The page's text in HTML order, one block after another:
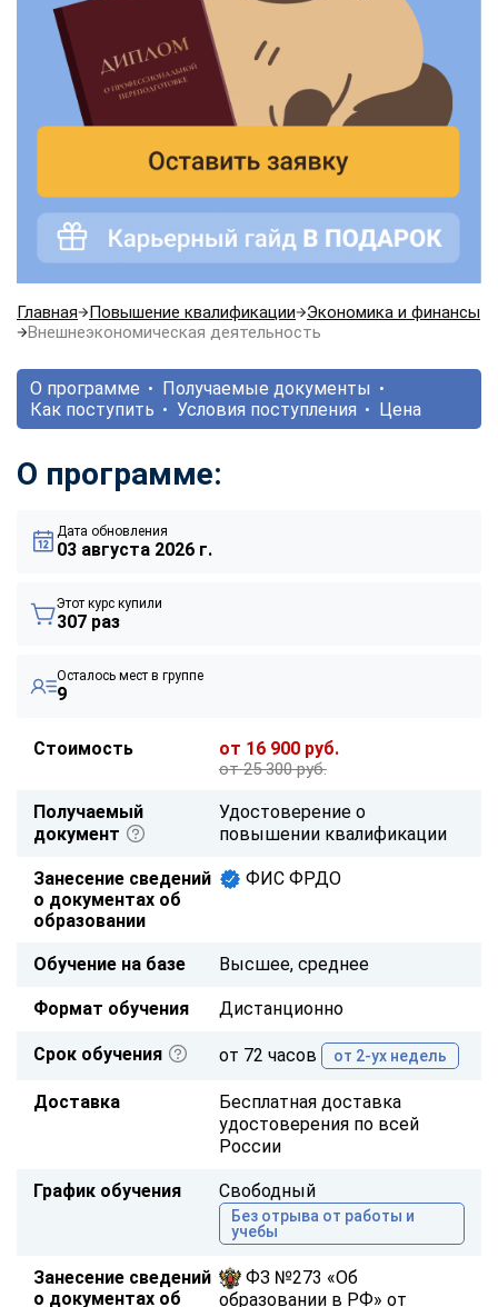
Главная Повышение квалификации
Экономика и финансы
Внешнеэкономическая деятельность
О программе
Получаемые документы
Как поступить
Условия поступления Цена
О программе:
Дата обновления
03 августа 2026 г.
Этот курс купили
307 раз
Осталось мест в группе
9
Стоимость от 16 900 руб.
от 25 300 руб.
Получаемый
документ
Удостоверение о
повышении квалификации
Занесение сведений
о документах об
образовании
ФИС ФРДО
Обучение на базе Высшее, среднее
Формат обучения Дистанционно
Срок обучения от 72 часов от 2-ух недель
Доставка
Бесплатная доставка
удостоверения по всей
России
График обучения Свободный
Без отрыва от работы и
учебы
Занесение сведений
о документах об
ФЗ №273 «Об
образовании в РФ» от